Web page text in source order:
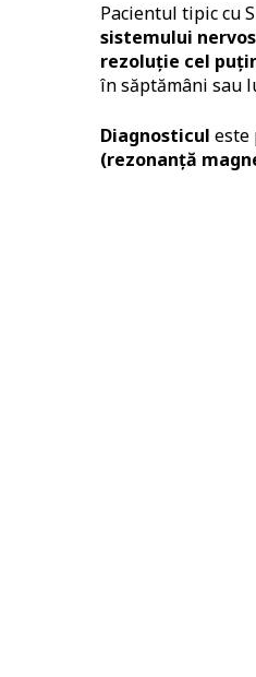
Pacientul tipic cu
sistemului nervos
rezoluție cel
în săptămâni sau
Diagnosticul este
(rezonanță